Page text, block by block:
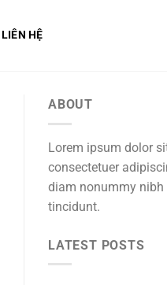
LIÊN HỆ
ABOUT
Lorem ipsum dolor
consectetuer
diam nonummy nibh
tincidunt.
LATEST POSTS